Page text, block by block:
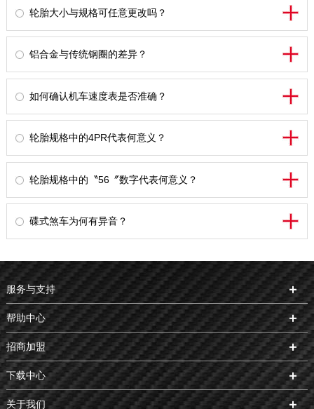
轮胎大小与规格可任意更改吗？
铝合金与传统钢圈的差异？
如何确认机车速度表是否准确？
轮胎规格中的4PR代表何意义？
轮胎规格中的〝56〞数字代表何意义？
碟式煞车为何有异音？
服务与支持
帮助中心
招商加盟
下载中心
关于我们